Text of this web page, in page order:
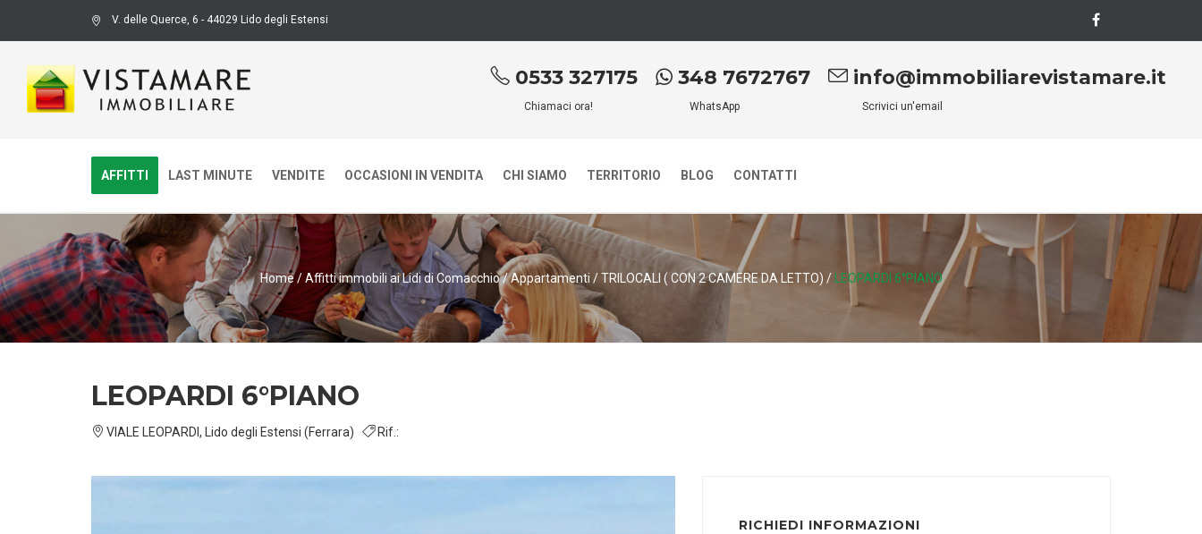
V. delle Querce, 6 - 44029 Lido degli Estensi
0533 327175
Chiamaci ora!
348 7672767
WhatsApp
info@immobiliarevistamare.it
Scrivici un'email
AFFITTI LAST MINUTE VENDITE OCCASIONI IN VENDITA CHI SIAMO TERRITORIO BLOG CONTATTI
Home / Affitti immobili ai Lidi di Comacchio/Appartamenti / TRILOCALI ( CON 2 CAMERE DA LETTO) / LEOPARDI 6°PIANO
LEOPARDI 6°PIANO
VIALE LEOPARDI, Lido degli Estensi (Ferrara) Rif.:
RICHIEDI INFORMAZIONI